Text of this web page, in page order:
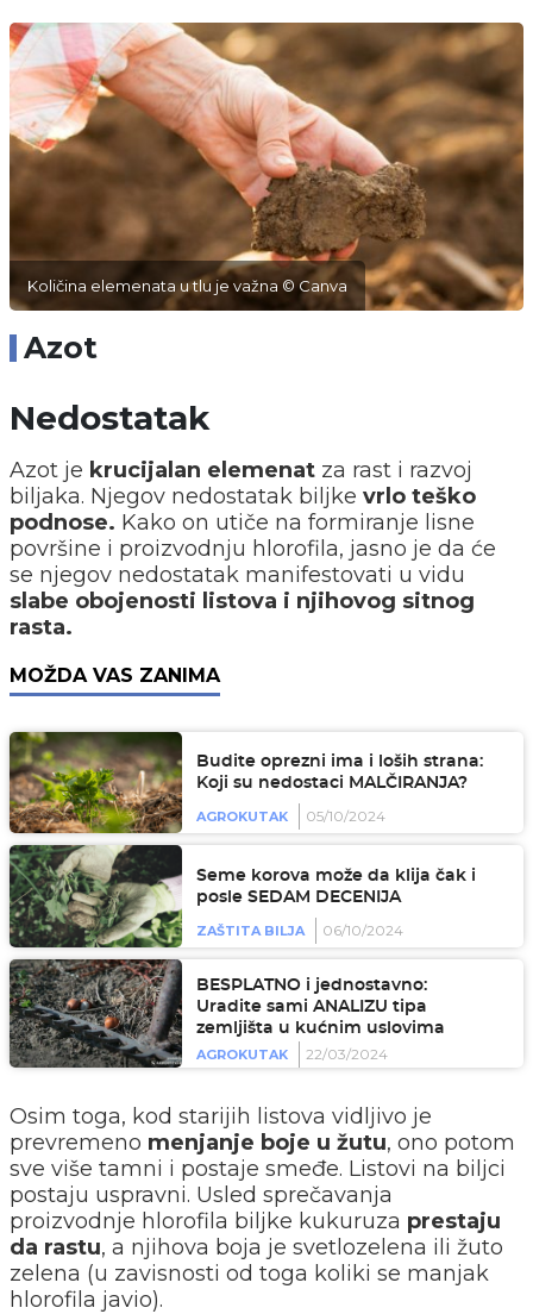
Količina elemenata u tlu je važna © Canva
Azot
Nedostatak
Azot je krucijalan elemenat za rast i razvoj
biljaka. Njegov nedostatak biljke vrlo teško
podnose. Kako on utiče na formiranje lisne
površine i proizvodnju hlorofila, jasno je da će
se njegov nedostatak manifestovati u vidu
slabe obojenosti listova i njihovog sitnog
rasta.
MOŽDA VAS ZANIMA
Budite oprezni ima i loših strana:
Koji su nedostaci MALČIRANJA?
AGROKUTAK 05/10/2024
Seme korova može da klija čak i
posle SEDAM DECENIJA
ZAŠTITA BILJA 06/10/2024
BESPLATNO i jednostavno:
Uradite sami ANALIZU tipa
zemljišta u kućnim uslovima
AGROKUTAK
22/03/2024
Osim toga, kod starijih listova vidljivo je
prevremeno menjanje boje u žutu, ono potom
sve više tamni i postaje smeđe. Listovi na biljci
postaju uspravni. Usled sprečavanja
proizvodnje hlorofila biljke kukuruza prestaju
da rastu, a njihova boja je svetlozelena ili žuto
zelena (u zavisnosti od toga koliki se manjak
hlorofila javio).